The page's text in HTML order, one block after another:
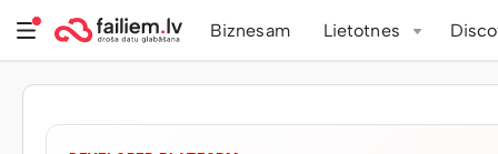
Biznesam Lietotnes